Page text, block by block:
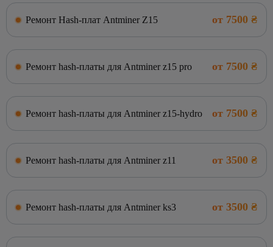
Ремонт Hash-плат Antminer Z15 от 7500 ₴
Ремонт hash-платы для Antminer z15 pro от 7500 ₴
Ремонт hash-платы для Antminer z15-hydro от 7500 ₴
Ремонт hash-платы для Antminer z11 от 3500 ₴
Ремонт hash-платы для Antminer ks3 от 3500 ₴